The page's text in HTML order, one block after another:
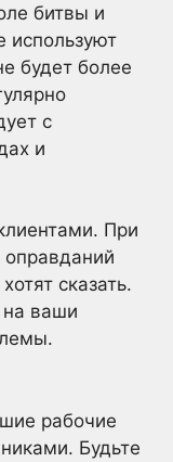
битвы и
используют
будет более
с
и
При
оправданий
сказать.
на ваши
рабочие
Будьте